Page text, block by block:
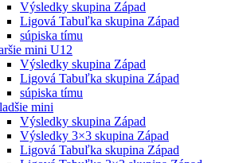
Výsledky skupina Západ
Ligová Tabuľka skupina Západ
súpiska tímu
mini U12
Výsledky skupina Západ
Ligová Tabuľka skupina Západ
súpiska tímu
mini
Výsledky skupina Západ
Výsledky 3×3 skupina Západ
Ligová Tabuľka skupina Západ